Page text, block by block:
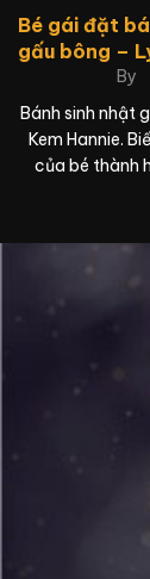
Bé gái đặt
gấu bông –
By
Bánh sinh nhật
Kem Hannie.
của bé thành